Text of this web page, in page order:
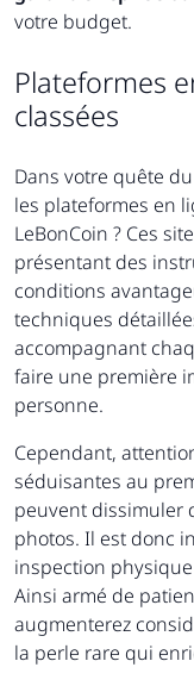
votre budget.
Plateformes
classées
Dans votre quête
les plateformes en
LeBonCoin ? Ces
présentant des
conditions
techniques
accompagnant
faire une première
personne.
Cependant,
séduisantes au
peuvent dissimuler
photos. Il est donc
inspection
Ainsi armé de
augmenterez
la perle rare qui